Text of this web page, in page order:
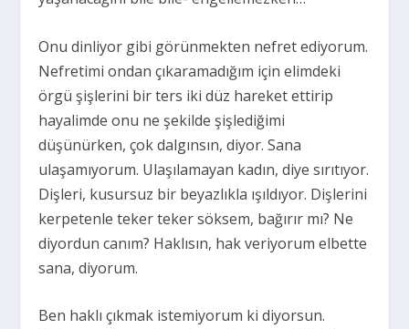
Onu dinliyor gibi görünmekten nefret ediyorum.
Nefretimi ondan çıkaramadığım için elimdeki
örgü şişlerini bir ters iki düz hareket ettirip
hayalimde onu ne şekilde şişlediğimi
düşünürken, çok dalgınsın, diyor. Sana
ulaşamıyorum. Ulaşılamayan kadın, diye sırıtıyor.
Dişleri, kusursuz bir beyazlıkla ışıldıyor. Dişlerini
kerpetenle teker teker söksem, bağırır mı? Ne
diyordun canım? Haklısın, hak veriyorum elbette
sana, diyorum.
Ben haklı çıkmak istemiyorum ki diyorsun.